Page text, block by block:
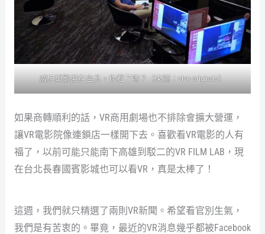
威尼斯影展在台北，你看了嗎？（來源：vive originals）
如果商轉順利的話，VR商用劇場也不排除會擴大營運，
讓VR電影院像連鎖店一樣開下去。喜歡看VR電影的人有
福了，以前可能只能南下高雄到駁二的VR FILM LAB，現
在台北長春國賓影城也可以看VR，真是太棒了！
這週，我們就只精選了兩則VR新聞。希望看官別生氣，
我們是有苦衷的。畢竟，最近的VR消息幾乎都被Facebook